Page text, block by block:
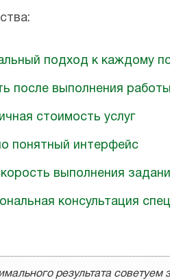
подход к каждому
после выполнения работы
стоимость услуг
понятный интерфейс
выполнения
консультация
результата советуем